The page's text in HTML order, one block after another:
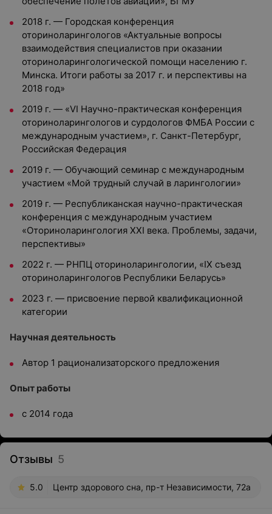
2018 г. — Городская конференция
оториноларингологов «Актуальные вопросы
взаимодействия специалистов при оказании
оториноларингологической помощи населению г.
Минска. Итоги работы за 2017 г. и перспективы на
2018 год»
2019 г. — «VI Научно-практическая конференция
оториноларингологов и сурдологов ФМБА России с
международным участием», г. Санкт-Петербург,
Российская Федерация
2019 г. — Обучающий семинар с международным
участием «Мой трудный случай в ларингологии»
2019 г. — Республиканская научно-практическая
конференция с международным участием
«Оториноларингология XXI века. Проблемы, задачи,
перспективы»
2022 г. — РНПЦ оториноларингологии, «IX съезд
оториноларингологов Республики Беларусь»
2023 г. — присвоение первой квалификационной
категории
Научная деятельность
Автор 1 рационализаторского предложения
Опыт работы
с 2014 года
Отзывы 5
5.0 Центр здорового сна, пр-т Независимости, 72а